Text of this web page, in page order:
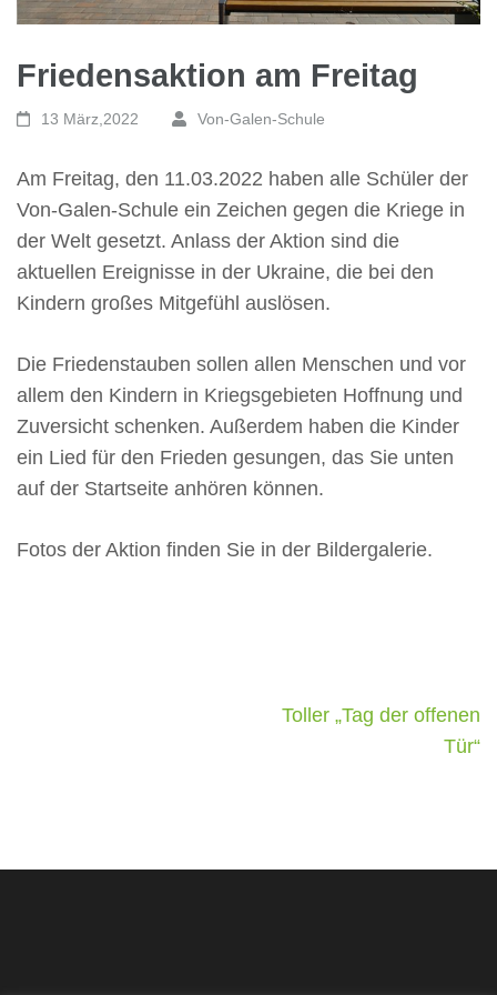
Friedensaktion am Freitag
13 März,2022 Von-Galen-Schule
Am Freitag, den 11.03.2022 haben alle Schüler der
Von-Galen-Schule ein Zeichen gegen die Kriege in
der Welt gesetzt. Anlass der Aktion sind die
aktuellen Ereignisse in der Ukraine, die bei den
Kindern großes Mitgefühl auslösen.
Die Friedenstauben sollen allen Menschen und vor
allem den Kindern in Kriegsgebieten Hoffnung und
Zuversicht schenken. Außerdem haben die Kinder
ein Lied für den Frieden gesungen, das Sie unten
auf der Startseite anhören können.
Fotos der Aktion finden Sie in der Bildergalerie.
BeitragsnavigationToller „Tag der offenen
Tür“